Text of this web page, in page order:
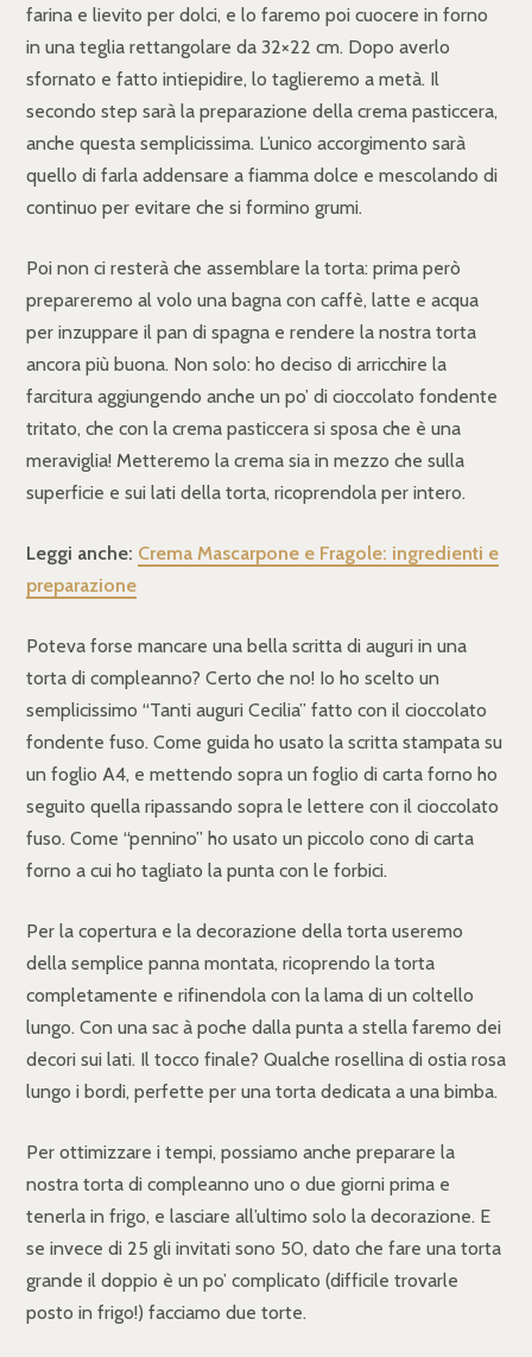
farina e lievito per dolci, e lo faremo poi cuocere in forno
in una teglia rettangolare da 32×22 cm. Dopo averlo
sfornato e fatto intiepidire, lo taglieremo a metà. Il
secondo step sarà la preparazione della crema pasticcera,
anche questa semplicissima. L’unico accorgimento sarà
quello di farla addensare a fiamma dolce e mescolando di
continuo per evitare che si formino grumi.
Poi non ci resterà che assemblare la torta: prima però
prepareremo al volo una bagna con caffè, latte e acqua
per inzuppare il pan di spagna e rendere la nostra torta
ancora più buona. Non solo: ho deciso di arricchire la
farcitura aggiungendo anche un po’ di cioccolato fondente
tritato, che con la crema pasticcera si sposa che è una
meraviglia! Metteremo la crema sia in mezzo che sulla
superficie e sui lati della torta, ricoprendola per intero.
Leggi anche: Crema Mascarpone e Fragole: ingredienti e
preparazione
Poteva forse mancare una bella scritta di auguri in una
torta di compleanno? Certo che no! Io ho scelto un
semplicissimo “Tanti auguri Cecilia” fatto con il cioccolato
fondente fuso. Come guida ho usato la scritta stampata su
un foglio A4, e mettendo sopra un foglio di carta forno ho
seguito quella ripassando sopra le lettere con il cioccolato
fuso. Come “pennino” ho usato un piccolo cono di carta
forno a cui ho tagliato la punta con le forbici.
Per la copertura e la decorazione della torta useremo
della semplice panna montata, ricoprendo la torta
completamente e rifinendola con la lama di un coltello
lungo. Con una sac à poche dalla punta a stella faremo dei
decori sui lati. Il tocco finale? Qualche rosellina di ostia rosa
lungo i bordi, perfette per una torta dedicata a una bimba.
Per ottimizzare i tempi, possiamo anche preparare la
nostra torta di compleanno uno o due giorni prima e
tenerla in frigo, e lasciare all’ultimo solo la decorazione. E
se invece di 25 gli invitati sono 50, dato che fare una torta
grande il doppio è un po’ complicato (difficile trovarle
posto in frigo!) facciamo due torte.